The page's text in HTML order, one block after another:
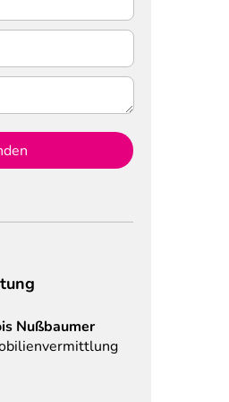
Nußbaumer